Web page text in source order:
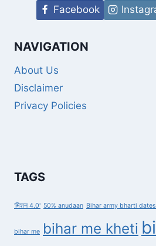
Facebook
NAVIGATION
About Us
Disclaimer
Privacy Policies
TAGS
'मिशन 4.0' 50% anudaan Bihar army bharti dates
bihar me bihar me kheti